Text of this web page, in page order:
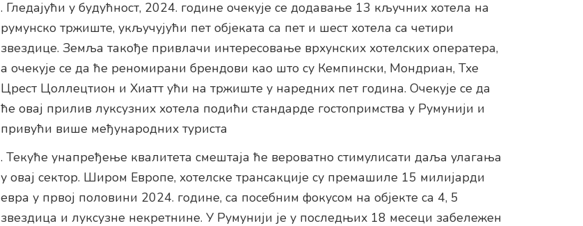
. Гледајући у будућност, 2024. године очекује се додавање 13 кључних хотела на
румунско тржиште, укључујући пет објеката са пет и шест хотела са четири
звездице. Земља такође привлачи интересовање врхунских хотелских оператера,
а очекује се да ће реномирани брендови као што су Кемпински, Мондриан, Тхе
Црест Цоллецтион и Хиатт ући на тржиште у наредних пет година. Очекује се да
ће овај прилив луксузних хотела подићи стандарде гостопримства у Румунији и
привући више међународних туриста
. Текуће унапређење квалитета смештаја ће вероватно стимулисати даља улагања
у овај сектор. Широм Европе, хотелске трансакције су премашиле 15 милијарди
евра у првој половини 2024. године, са посебним фокусом на објекте са 4, 5
звездица и луксузне некретнине. У Румунији је у последњих 18 месеци забележен